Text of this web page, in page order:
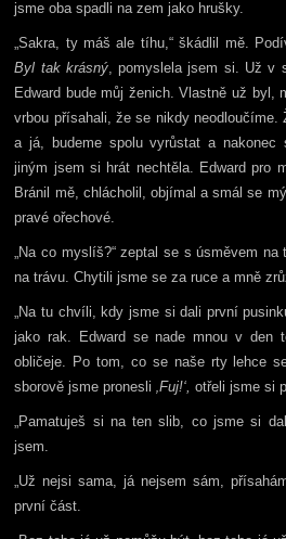
jsme oba spadli na zem jako hrušky.
„Sakra, ty máš ale tíhu,“ škádlil mě.
Byl tak krásný, pomyslela jsem si. Už v
Edward bude můj ženich. Vlastně už byl,
vrbou přísahali, že se nikdy neodloučíme.
a já, budeme spolu vyrůstat a nakonec
jiným jsem si hrát nechtěla. Edward pro
Bránil mě, chlácholil, objímal a smál se
pravé ořechové.
„Na co myslíš?“ zeptal se s úsměvem
na trávu. Chytili jsme se za ruce a mně
„Na tu chvíli, kdy jsme si dali první
jako rak. Edward se nade mnou v den
obličeje. Po tom, co se naše rty lehce
sborově jsme pronesli‚Fuj!‘, otřeli jsme si
„Pamatuješ si na ten slib, co jsme si
jsem.
„Už nejsi sama, já nejsem sám,
první část.